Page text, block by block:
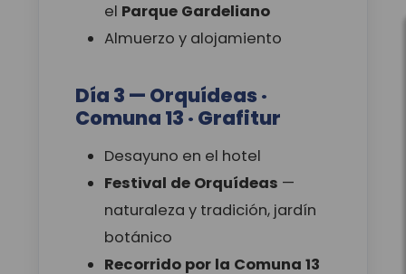
el Parque Gardeliano
Almuerzo y alojamiento
Día 3 — Orquídeas ·
Comuna 13 · Grafitur
Desayuno en el hotel
Festival de Orquídeas —
naturaleza y tradición, jardín
botánico
Recorrido por la Comuna 13